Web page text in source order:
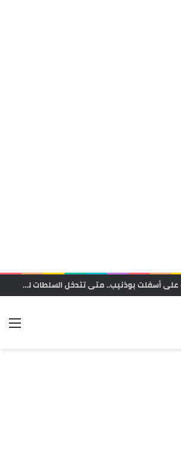
الرشيدية .. نزيف على أسفلت بوذنيب.. متى تتدخل السلطات لوقف حوادث السير ؟